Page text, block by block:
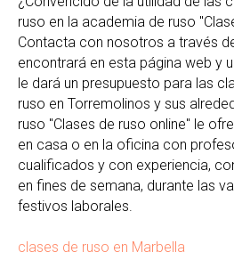
ruso en la academia de ruso
Contacta con nosotros a través
encontrará en esta página web y
le dará un presupuesto para las
ruso en Torremolinos y sus
ruso "Clases de ruso online" le
en casa o en la oficina con
cualificados y con experiencia,
en fines de semana, durante las
festivos laborales.
clases de ruso en Marbella